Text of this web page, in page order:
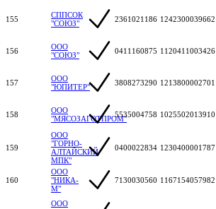
155
СППСОК
"СОЮЗ"
2361021186 1242300039662
156
ООО
"СОЮЗ"
0411160875 1120411003426
157
ООО
"ЮПИТЕР"
3808273290 1213800002701
158
ООО
"МЯСОЗАГОТПРОМ"5535004758 1025502013910
159
ООО
"ГОРНО-
АЛТАЙСКИЙ
МПК"
0400022834 1230400001787
160
ООО
"НИКА-
М"
7130030560 1167154057982
ООО